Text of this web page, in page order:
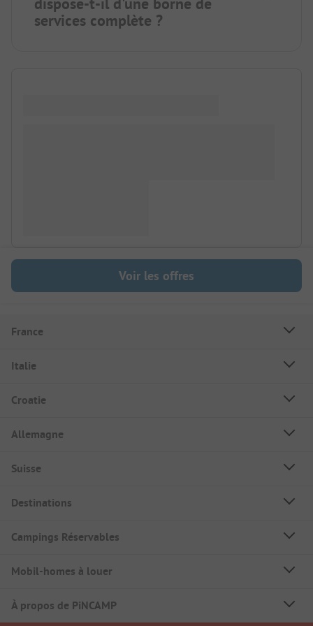
services complète ?
Voir les offres
France
Italie
Croatie
Allemagne
Suisse
Destinations
Campings Réservables
Mobil-homes à louer
À propos de PiNCAMP